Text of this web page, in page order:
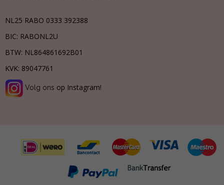
NL25 RABO 0333 392388
BIC: RABONL2U
BTW: NL864861692B01
KVK: 89047761
Volg ons op Instagram!